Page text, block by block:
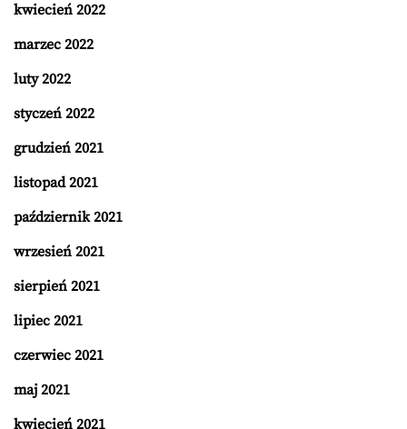
kwiecień 2022
marzec 2022
luty 2022
styczeń 2022
grudzień 2021
listopad 2021
październik 2021
wrzesień 2021
sierpień 2021
lipiec 2021
czerwiec 2021
maj 2021
kwiecień 2021